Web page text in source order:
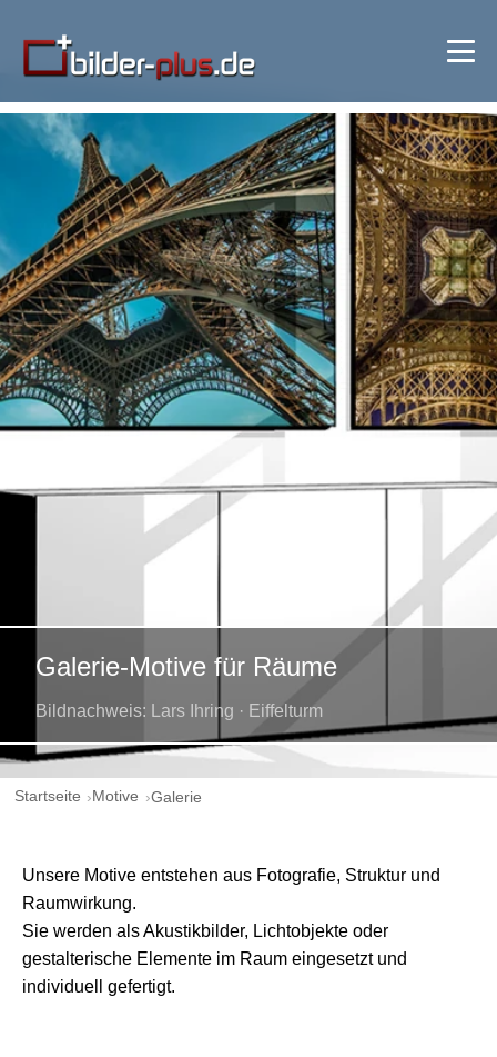
Galerie-Motive für Räume
Bildnachweis: Lars Ihring · Eiffelturm
Startseite Motive Galerie
Unsere Motive entstehen aus Fotografie, Struktur und
Raumwirkung.
Sie werden als Akustikbilder, Lichtobjekte oder
gestalterische Elemente im Raum eingesetzt und
individuell gefertigt.